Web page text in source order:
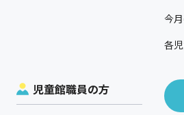
今
各
児童館職員の方